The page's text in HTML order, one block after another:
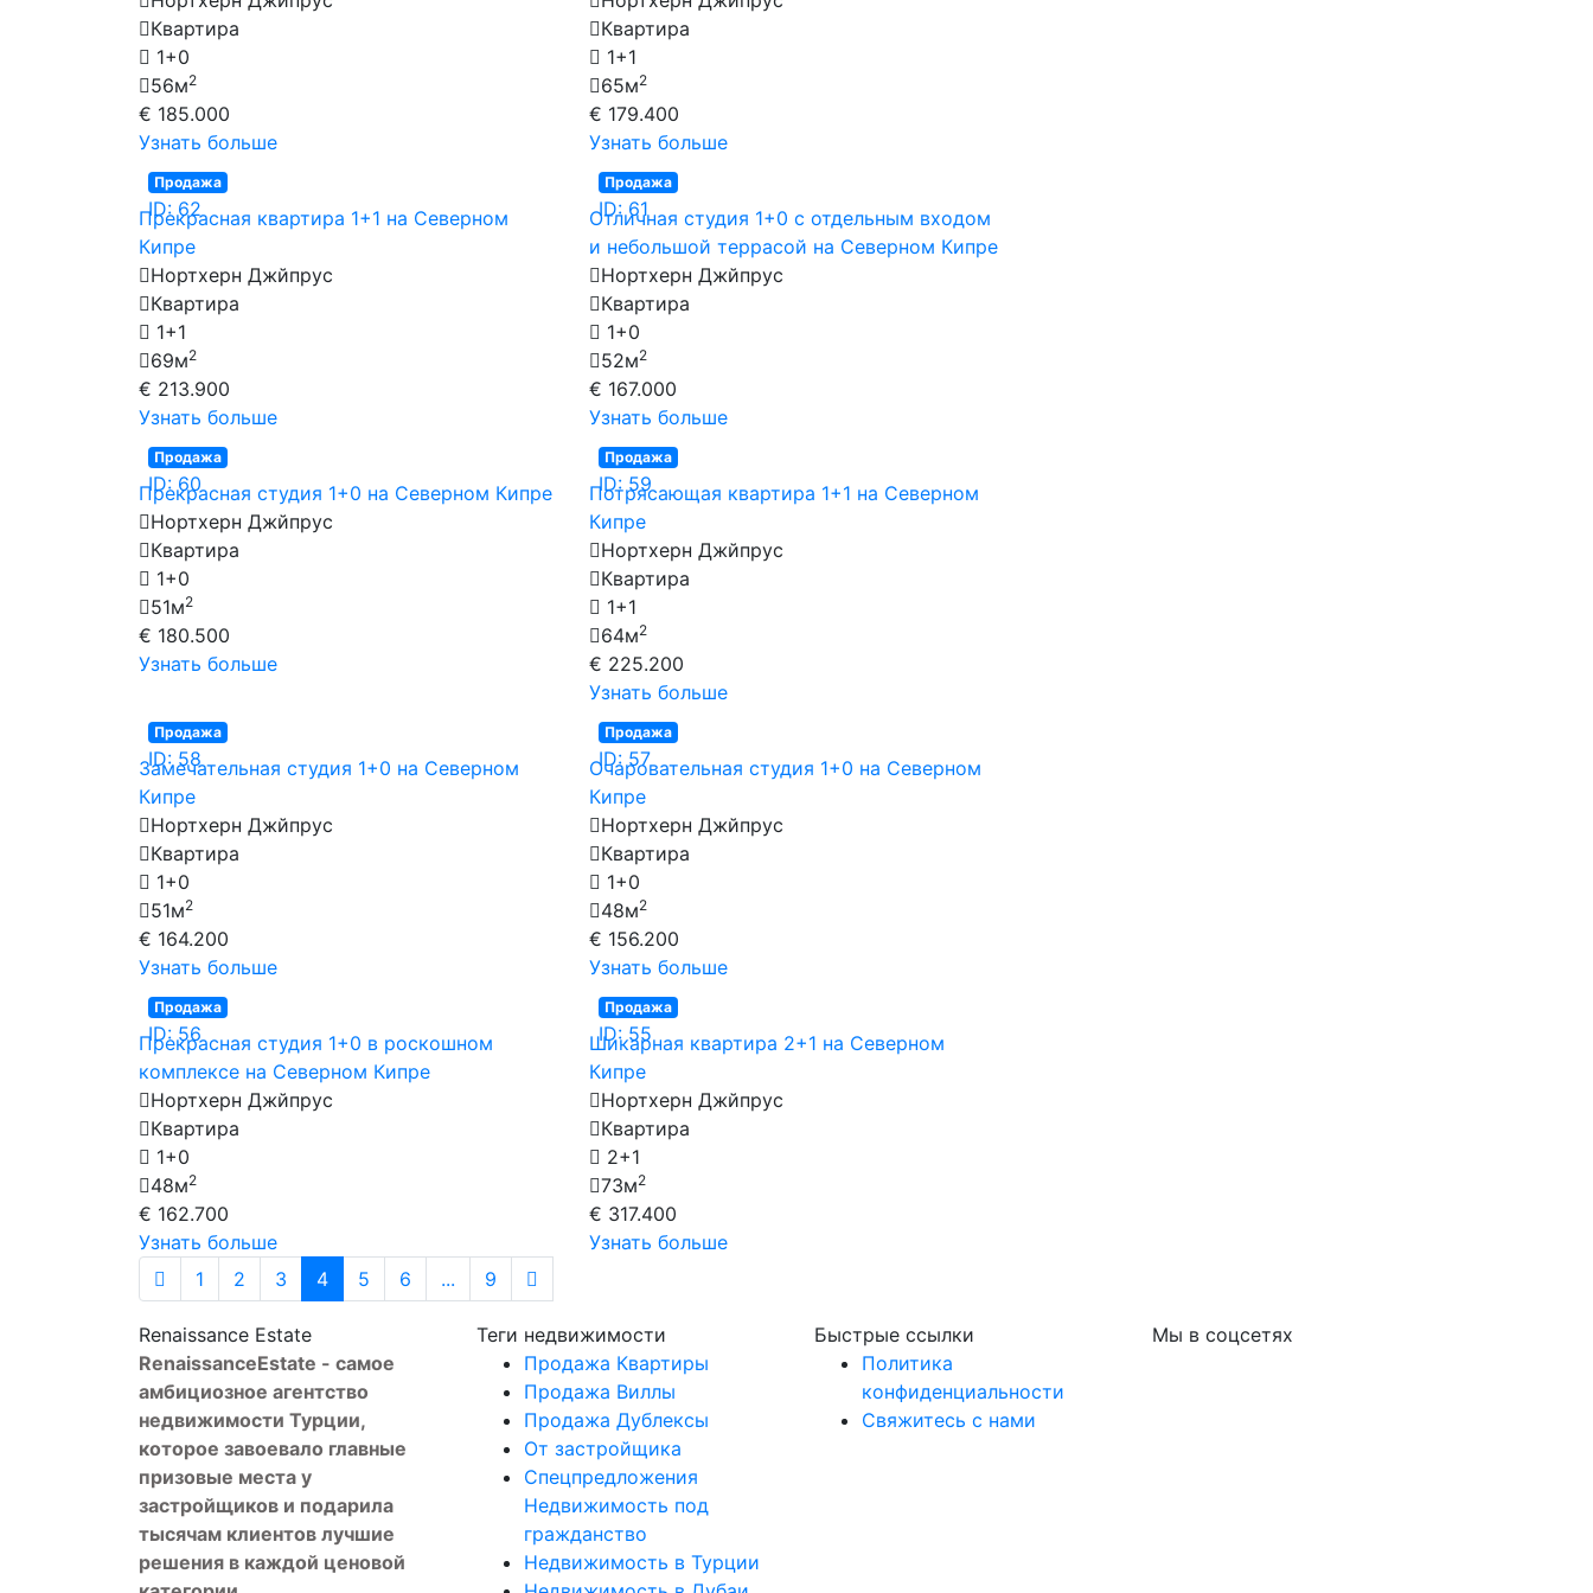
Квартира
1+0
56м2
€ 185.000
Узнать больше
Квартира
1+1
65м2
€ 179.400
Узнать больше
Продажа
ID: 62
Прекрасная квартира 1+1 на Северном
Кипре
Нортхерн Джйпрус
Квартира
1+1
69м2
€ 213.900
Узнать больше
Продажа
ID: 61
Отличная студия 1+0 с отдельным входом
и небольшой террасой на Северном Кипре
Нортхерн Джйпрус
Квартира
1+0
52м2
€ 167.000
Узнать больше
Продажа
ID: 60
Прекрасная студия 1+0 на Северном Кипре
Нортхерн Джйпрус
Квартира
1+0
51м2
€ 180.500
Узнать больше
Продажа
ID: 59
Потрясающая квартира 1+1 на Северном
Кипре
Нортхерн Джйпрус
Квартира
1+1
64м2
€ 225.200
Узнать больше
Продажа
ID: 58
Замечательная студия 1+0 на Северном
Кипре
Нортхерн Джйпрус
Квартира
1+0
51м2
€ 164.200
Узнать больше
Продажа
ID: 57
Очаровательная студия 1+0 на Северном
Кипре
Нортхерн Джйпрус
Квартира
1+0
48м2
€ 156.200
Узнать больше
Продажа
ID: 56
Прекрасная студия 1+0 в роскошном
комплексе на Северном Кипре
Нортхерн Джйпрус
Квартира
1+0
48м2
€ 162.700
Узнать больше
Продажа
ID: 55
Шикарная квартира 2+1 на Северном
Кипре
Нортхерн Джйпрус
Квартира
2+1
73м2
€ 317.400
Узнать больше
1
2 3 4 5 6 ... 9
Renaissance Estate
RenaissanceEstate - самое
амбициозное агентство
недвижимости Турции,
которое завоевало главные
призовые места у
застройщиков и подарила
тысячам клиентов лучшие
решения в каждой ценовой
Теги недвижимости
Продажа Квартиры
Продажа Виллы
Продажа Дублексы
От застройщика
Спецпредложения
Недвижимость под
гражданство
Недвижимость в Турции
Быстрые ссылки
Политика
конфиденциальности
Свяжитесь с нами
Мы в соцсетях